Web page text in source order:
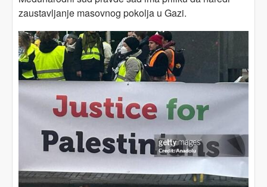
zaustavljanje masovnog pokolja u Gazi.